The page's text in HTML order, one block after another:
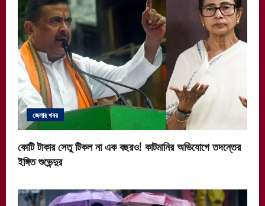
জেলার খবর
কোটি টাকার সেতু টিকল না এক বছরও! কাটমানির অভিযোগে তদন্তের
ইঙ্গিত শুভেন্দুর